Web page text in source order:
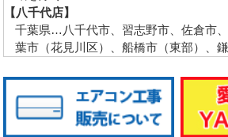
【八千代店】
千葉県…八千代市、習志野市、佐倉市
葉市（花見川区）、船橋市（東部）、鎌